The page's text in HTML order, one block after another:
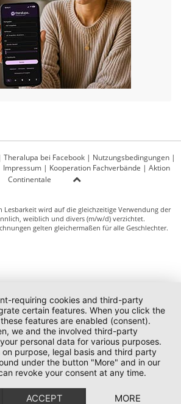
Theralupa bei Facebook | Nutzungsbedingungen |
Impressum| Kooperation Fachverbände | Aktion
Continentale
Lesbarkeit wird auf die gleichzeitige Verwendung der
weiblich und divers (m/w/d) verzichtet.
gelten gleichermaßen für alle Geschlechter.
requiring cookies and third-party
certain features. When you click the
features are enabled (consent).
we and the involved third-party
personal data for various purposes.
on purpose, legal basis and third party
under the button "More" and in our
revoke your consent at any time.
ACCEPT MORE